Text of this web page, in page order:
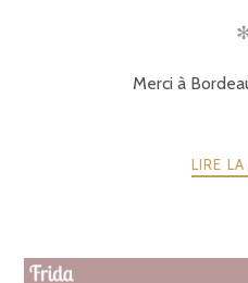
Merci à
LIRE